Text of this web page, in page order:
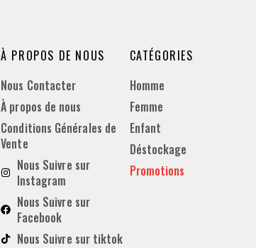
À PROPOS DE NOUS
Nous Contacter
À propos de nous
Conditions Générales de
Vente
Nous Suivre sur
Instagram
Nous Suivre sur
Facebook
Nous Suivre sur tiktok
CATÉGORIES
Homme
Femme
Enfant
Déstockage
Promotions